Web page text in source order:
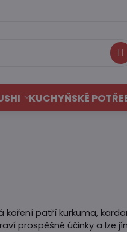
KUCHYŇSKÉ
koření patří kurkuma,
prospěšné účinky a lze